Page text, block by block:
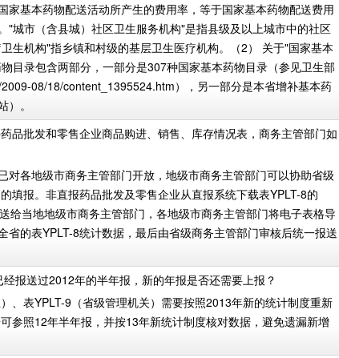
家基本药物配送活动所产生的费用率，等于国家基本药物配送费用
"城市（含县城）社区卫生服务机构"是指县级及以上城市中的社区
生机构"指乡镇和村级的基层卫生医疗机构。（2） 关于"国家基本
目录包含两部分，一部分是307种国家基本药物目录（参见卫生部
08/18/content_1395524.htm），另一部分是本省增补基本药
。
品批发和零售企业商品购进、销售、库存情况表，商务主管部门如
对各地级市商务主管部门开放，地级市商务主管部门可以协助省级
填报。非直报药品批发及零售企业从直报系统下载表YPLT-8的
给当地地级市商务主管部门，各地级市商务主管部门将电子表格导
省的表YPLT-8统计数据，最后由省级商务主管部门审核后统一报送
报送过2012年的半年报，新的年报是否还需要上报？
、表YPLT-9（省级管理机关）需要按照2013年新的统计制度重新
参照12年半年报，并按13年新统计制度核对数据，避免遗漏新增